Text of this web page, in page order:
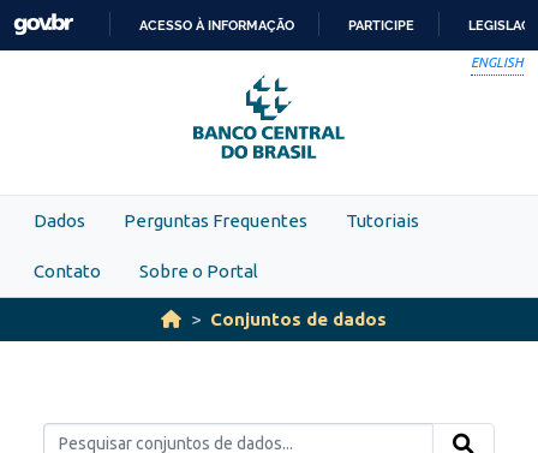
Skip to main content
PARA
O
CONTEÚDO
ACESSO À INFORMAÇÃO PARTICIPE
ENGLISH
Dados Perguntas Frequentes Tutoriais
Contato Sobre o Portal
Conjuntos de dados